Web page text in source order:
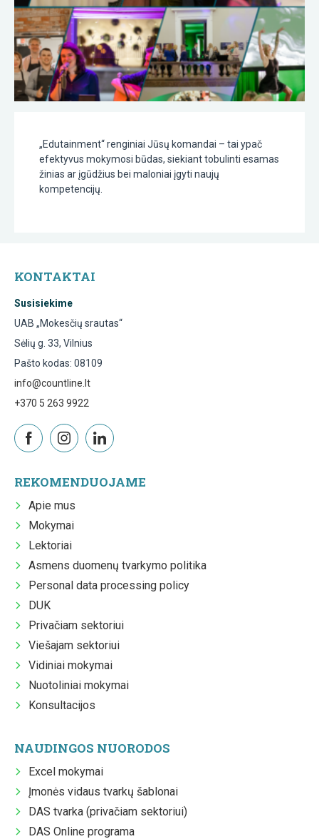
„Edutainment“ renginiai Jūsų komandai – tai ypač
efektyvus mokymosi būdas, siekiant tobulinti esamas
žinias ar įgūdžius bei maloniai įgyti naujų
kompetencijų.
KONTAKTAI
Susisiekime
UAB „Mokesčių srautas“
Sėlių g. 33, Vilnius
Pašto kodas: 08109
info@countline.lt
+370 5 263 9922
REKOMENDUOJAME
Apie mus
Mokymai
Lektoriai
Asmens duomenų tvarkymo politika
Personal data processing policy
DUK
Privačiam sektoriui
Viešajam sektoriui
Vidiniai mokymai
Nuotoliniai mokymai
Konsultacijos
NAUDINGOS NUORODOS
Excel mokymai
Įmonės vidaus tvarkų šablonai
DAS tvarka (privačiam sektoriui)
DAS Online programa